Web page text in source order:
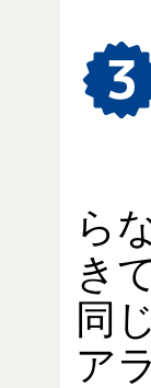
ら
き
同
ア